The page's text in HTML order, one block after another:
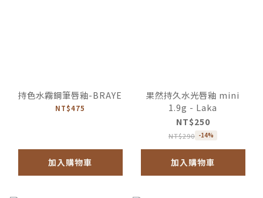
持色水霧鋼筆唇釉-BRAYE
NT$475
加入購物車
果然持久水光唇釉 mini
1.9g - Laka
NT$250
NT$290 -14%
加入購物車